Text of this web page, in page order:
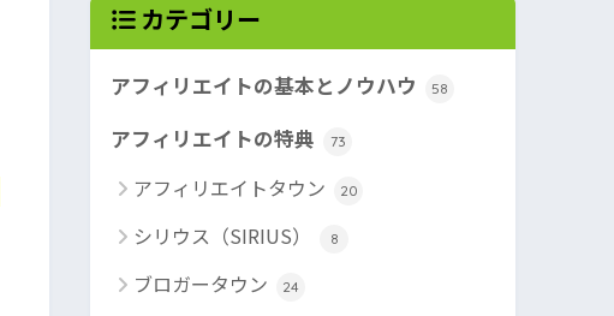
カテゴリー
アフィリエイトの基本とノウハウ 58
アフィリエイトの特典 73
アフィリエイトタウン 20
シリウス（SIRIUS） 8
ブロガータウン 24